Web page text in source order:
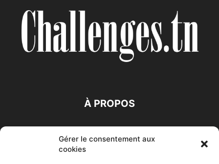
Gérer le consentement aux
cookies
À PROPOS